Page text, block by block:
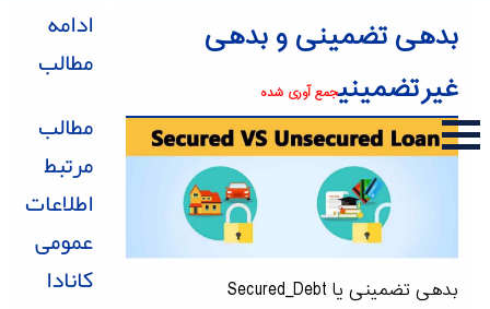
ادامه
مطالب
مطالب
مرتبط
اطلاعات
عمومی
کانادا
بدهی تضمینی و بدهی
غیرتضمینیجمع آوری شده
بدهی تضمینی یا Secured_Debt